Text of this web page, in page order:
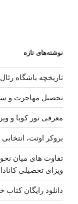
نوشته‌های تازه
تاریخچه باشگاه
تحصیل مهاجرت و
معرفی تور کوبا و
بروکر اوتت،
تفاوت های میان
ویزای تحصیلی کانادا
دانلود رایگان کتاب